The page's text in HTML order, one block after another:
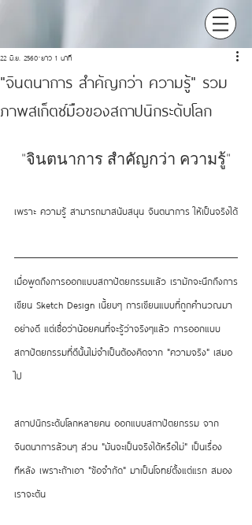
"จินตนาการ สำคัญกว่า ความรู้" รวม
ภาพสเก็ตช์มือของสถาปนิกระดับโลก
22 มิ.ย. 2560 ยาว 1 นาที
"จินตนาการ สำคัญกว่า ความรู้"
เพราะ ความรู้ สามารถมาสนับสนุน จินตนาการ ให้เป็นจริงได้
เมื่อพูดถึงการออกแบบสถาปัตยกรรมแล้ว เรามักจะนึกถึงการ
เขียน Sketch Design เนี้ยบๆ การเขียนแบบที่ถูกคำนวณมา
อย่างดี แต่เชื่อว่าน้อยคนที่จะรู้ว่าจริงๆแล้ว การออกแบบ
สถาปัตยกรรมที่ดีนั้นไม่จำเป็นต้องคิดจาก "ความจริง" เสมอ
ไป
สถาปนิกระดับโลกหลายคน ออกแบบสถาปัตยกรรม จาก
จินตนาการล้วนๆ ส่วน "มันจะเป็นจริงได้หรือไม่" เป็นเรื่อง
ทีหลัง เพราะถ้าเอา "ข้อจำกัด" มาเป็นโจทย์ตั้งแต่แรก สมอง
เราจะตัน